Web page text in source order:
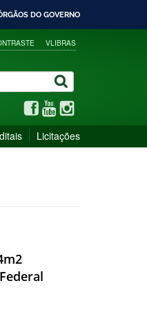
DO GOVERNO
VLIBRAS
Licitações